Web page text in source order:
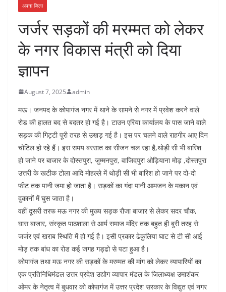
अपना जिला
जर्जर सड़कों की मरम्मत को लेकर
के नगर विकास मंत्री को दिया
ज्ञापन
August 7, 2025 admin
मऊ। जनपद के कोपागंज नगर में थाने के सामने से नगर में प्रवेश करने वाले
रोड की हालत बद से बदतर हो गई है। टाउन एरिया कार्यालय के पास जाने वाले
सड़क की गिट्टी पूरी तरह से उखड़ गई है। इस पर चलने वाले राहगीर आए दिन
चोटिल हो रहे हैं। इस समय बरसात का सीजन चल रहा है,थोड़ी सी भी बारिश
हो जाने पर बाजार के दोस्तपुरा, जुम्मनपुरा, वाजिदपुरा ओड़ियाना मोड़ ,दोस्तपुरा
उत्तरी के खटीक टोला आदि मोहल्ले में थोड़ी सी भी बारिश हो जाने पर दो-दो
फीट तक पानी जमा हो जाता है। सड़कों का गंदा पानी आमजन के मकान एवं
दुकानों में घुस जाता है।
वहीं दूसरी तरफ मऊ नगर की मुख्य सड़क रौजा बाजार से लेकर सदर चौक,
घास बाजार, संस्कृत पाठशाला से आर्य समाज मंदिर तक बहुत ही बुरी तरह से
जर्जर एवं खराब स्थिति में हो गई है। इसी प्रकार ढेकुलिया घाट से टी सी आई
मोड़ तक बांध का रोड कई जगह गड्ढो से पटा हुआ है।
कोपागंज तथा मऊ नगर की सड़कों के मरम्मत की मांग को लेकर व्यापारियों का
एक प्रतिनिधिमंडल उत्तर प्रदेश उद्योग व्यापार मंडल के जिलाध्यक्ष उमाशंकर
ओमर के नेतृत्व में बुधवार को कोपागंज में उत्तर प्रदेश सरकार के विद्युत एवं नगर